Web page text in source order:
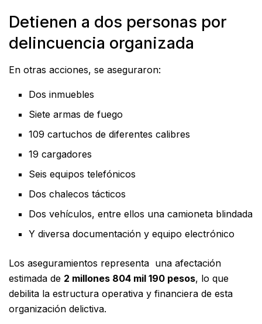
Detienen a dos personas por
delincuencia organizada
En otras acciones, se aseguraron:
Dos inmuebles
Siete armas de fuego
109 cartuchos de diferentes calibres
19 cargadores
Seis equipos telefónicos
Dos chalecos tácticos
Dos vehículos, entre ellos una camioneta blindada
Y diversa documentación y equipo electrónico
Los aseguramientos representa una afectación
estimada de 2 millones 804 mil 190 pesos, lo que
debilita la estructura operativa y financiera de esta
organización delictiva.